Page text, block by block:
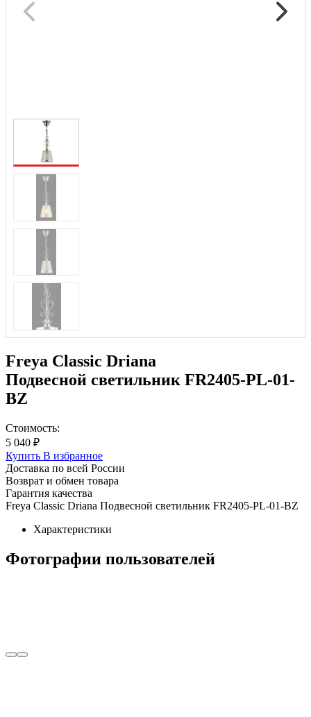
Freya Classic Driana
Подвесной светильник FR2405-PL-01-
BZ
Стоимость:
5 040 ₽
Купить В избранное
Доставка по всей России
Возврат и обмен товара
Гарантия качества
Freya Classic Driana Подвесной светильник FR2405-PL-01-BZ
Характеристики
Фотографии пользователей